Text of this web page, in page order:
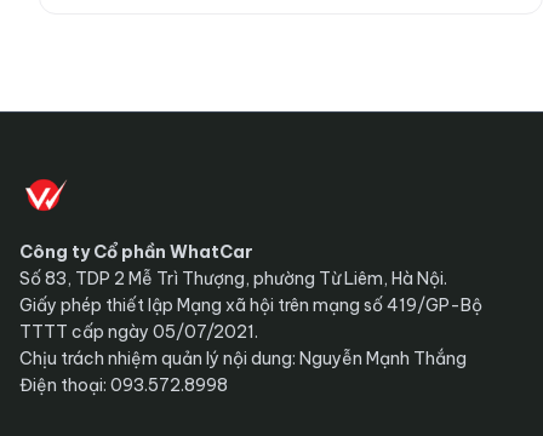
Công ty Cổ phần WhatCar
Số 83, TDP 2 Mễ Trì Thượng, phường Từ Liêm, Hà Nội.
Giấy phép thiết lập Mạng xã hội trên mạng số 419/GP-Bộ
TTTT cấp ngày 05/07/2021.
Chịu trách nhiệm quản lý nội dung: Nguyễn Mạnh Thắng
Điện thoại: 093.572.8998